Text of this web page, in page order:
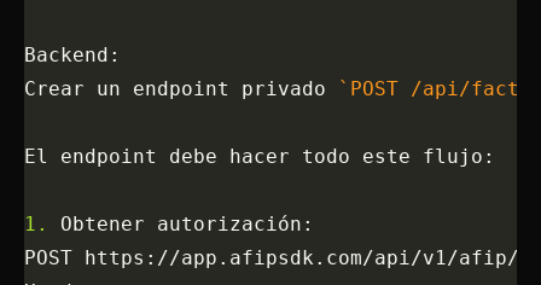
Backend:
Crear un endpoint privado
`POST /api/
El endpoint debe hacer todo este flujo:
1.
Obtener autorización:
POST https://app.afipsdk.com/api/v1/afip/